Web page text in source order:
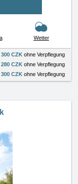
Wetter
300 CZK ohne Verpflegung
280 CZK ohne Verpflegung
300 CZK ohne Verpflegung